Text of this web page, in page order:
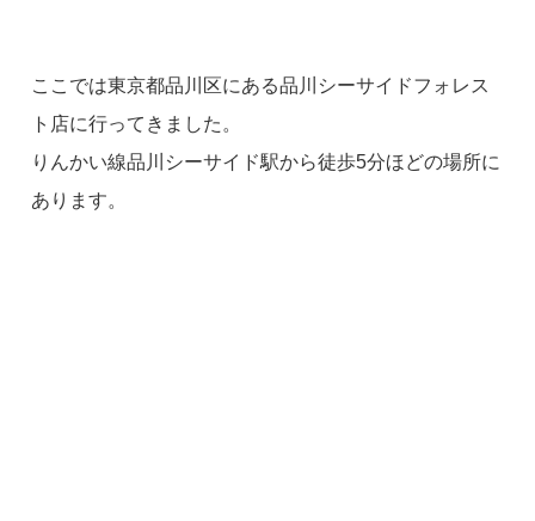
ここでは東京都品川区にある品川シーサイドフォレス
ト店に行ってきました。
りんかい線品川シーサイド駅から徒歩5分ほどの場所に
あります。